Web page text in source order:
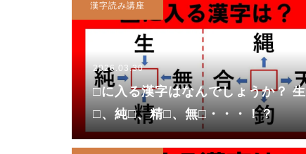
漢字読み講座
2026.03.30
□に入る漢字はなんでしょうか？ 生
□、純□、精□、無□・・・！？